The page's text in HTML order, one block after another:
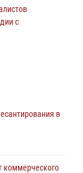
с
ВСУ на южном
в
коммерческого